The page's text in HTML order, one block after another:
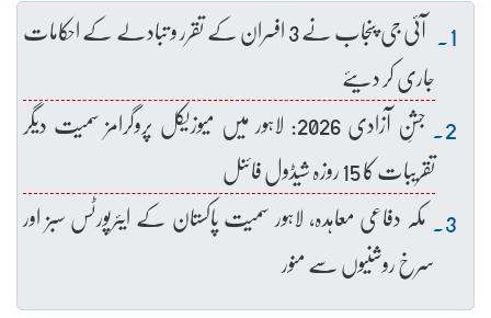
آئی جی پنجاب نے 3 افسران کے تقرر و تبادلے کے احکامات
جاری کر دیئے
جشنِ آزادی 2026: لاہور میں میوزیکل پروگرامز سمیت دیگر
تقریبات کا 15 روزہ شیڈول فائنل
مکہ دفاعی معاہدہ، لاہور سمیت پاکستان کے ایئرپورٹس سبز اور
سرخ روشنیوں سے منور